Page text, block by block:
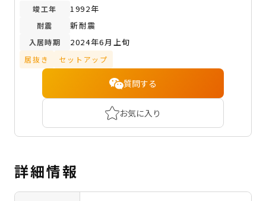
竣工年 1992年
耐震 新耐震
入居時期 2024年6月上旬
居抜き セットアップ
質問する
お気に入り
詳細情報